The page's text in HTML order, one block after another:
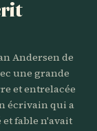
Andersen de
une grande
et entrelacée
écrivain qui a
et fable n'avait